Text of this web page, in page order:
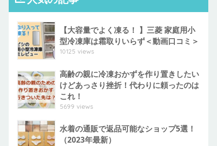
【大容量でよく凍る！ 】三菱 家庭用小
型冷凍庫は霜取りいらず＜動画口コミ＞
10125 views
高齢の親に冷凍おかずを作り置きしたい
けどあっさり挫折！代わりに頼ったのは
これ！
5699 views
水着の通販で返品可能なショップ5選！
（2023年最新）